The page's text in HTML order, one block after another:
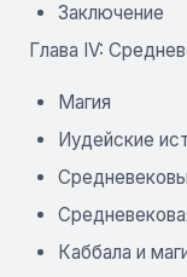
Заключение
Глава IV:
Магия
Иудейские
Каббала и